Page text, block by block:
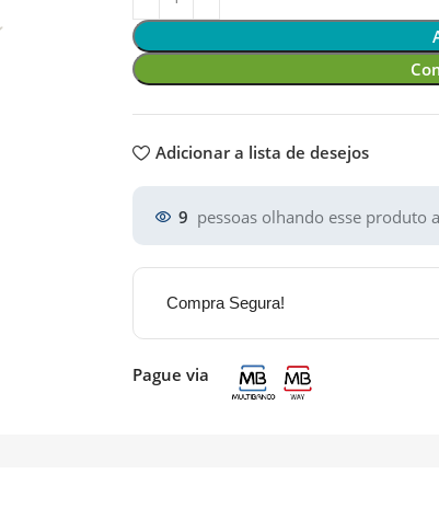
Adicionar a lista de desejos
9 pessoas olhando esse produto
Compra Segura!
Pague via